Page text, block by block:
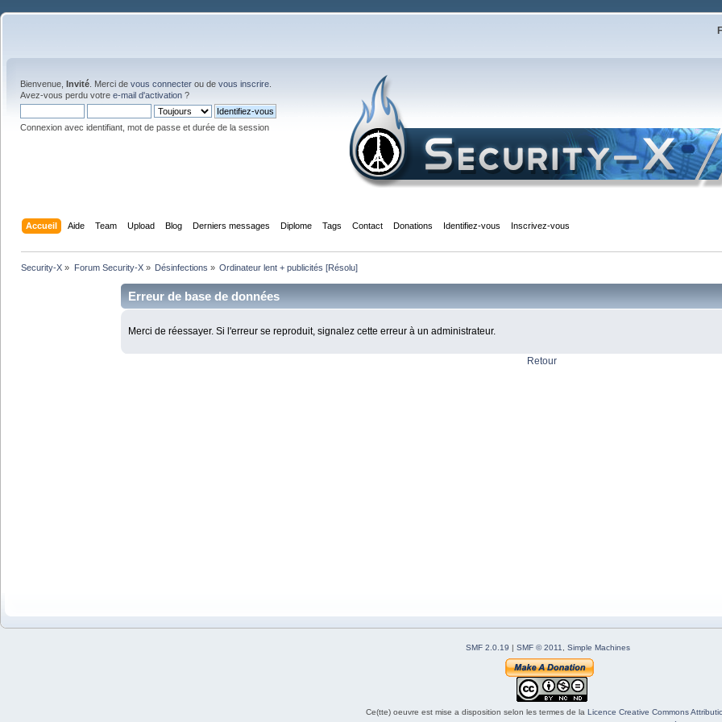
Bienvenue, Invité . Merci de vous connecter ou de vous inscrire
Avez-vous perdu votre e-mail d'activation ?
Connexion avec identifiant, mot de passe et durée de la session
Accueil Aide Team Upload Blog Derniers messages Diplome Tags Contact Donations Identifiez-vous Inscrivez-vous
Security-X » Forum Security-X» Désinfections » Ordinateur lent + publicités [Résolu]
Erreur de base de données
Merci de réessayer. Si l'erreur se reproduit, signalez cette erreur à un administrateur.
Retour
SMF 2.0.19 | SMF © 2011 Simple Machines
Ce(tte) oeuvre est mise a disposition selon les termes de la Licence Creative Commons